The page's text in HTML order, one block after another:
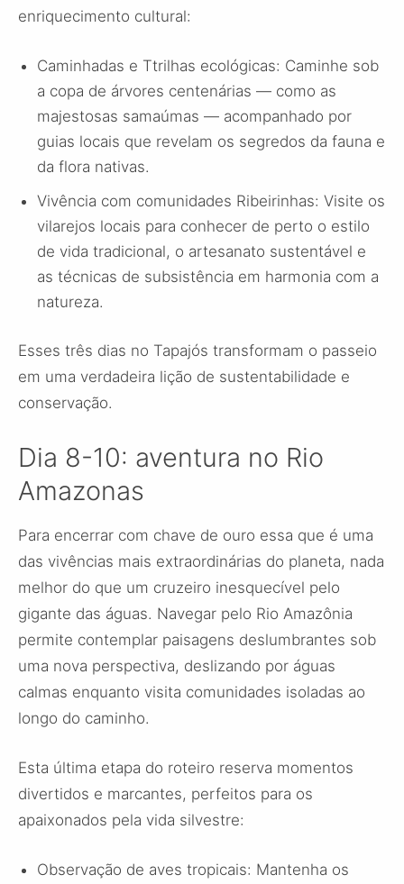
enriquecimento cultural:
Caminhadas e Ttrilhas ecológicas: Caminhe sob
a copa de árvores centenárias — como as
majestosas samaúmas — acompanhado por
guias locais que revelam os segredos da fauna e
da flora nativas.
Vivência com comunidades Ribeirinhas: Visite os
vilarejos locais para conhecer de perto o estilo
de vida tradicional, o artesanato sustentável e
as técnicas de subsistência em harmonia com a
natureza.
Esses três dias no Tapajós transformam o passeio
em uma verdadeira lição de sustentabilidade e
conservação.
Dia 8-10: aventura no Rio
Amazonas
Para encerrar com chave de ouro essa que é uma
das vivências mais extraordinárias do planeta, nada
melhor do que um cruzeiro inesquecível pelo
gigante das águas. Navegar pelo Rio Amazônia
permite contemplar paisagens deslumbrantes sob
uma nova perspectiva, deslizando por águas
calmas enquanto visita comunidades isoladas ao
longo do caminho.
Esta última etapa do roteiro reserva momentos
divertidos e marcantes, perfeitos para os
apaixonados pela vida silvestre:
Observação de aves tropicais: Mantenha os